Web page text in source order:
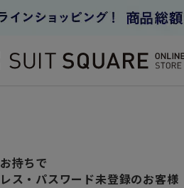
持ちで
ス・パスワード未登録のお客様